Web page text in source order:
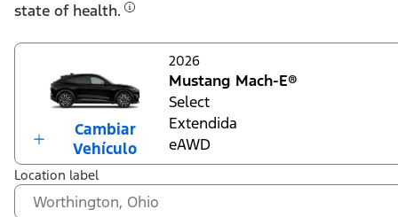
state of health.
Cambiar
Vehículo
2026
Mustang Mach-E®
Select
Extendida
eAWD
Location label